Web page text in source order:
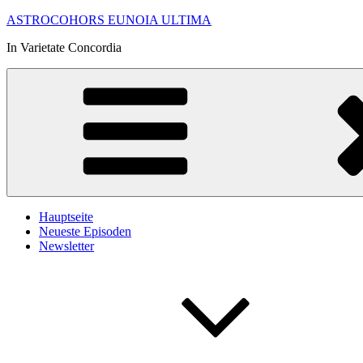
Zum
springen
ASTROCOHORS EUNOIA ULTIMA
In Varietate Concordia
Hauptseite
Neueste Episoden
Newsletter